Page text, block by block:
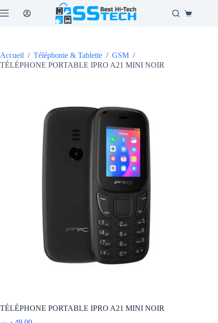
au
Panier
Accueil / Téléphonie & Tablette / GSM /
TÉLÉPHONE PORTABLE IPRO A21 MINI NOIR
TÉLÉPHONE PORTABLE IPRO A21 MINI NOIR